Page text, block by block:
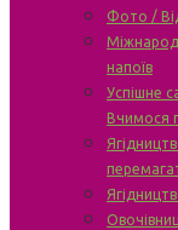
Фото /
напоїв
Успішне
Вчимося